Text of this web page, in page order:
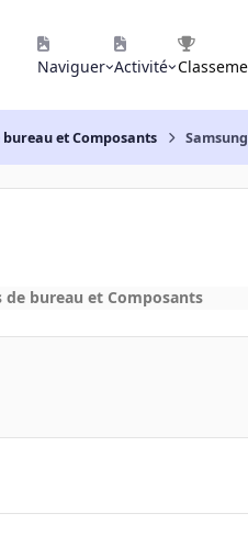
Naviguer Activité
et Composants
de bureau et Composants